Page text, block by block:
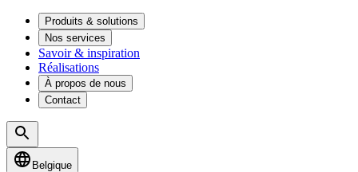
Produits & solutions
Nos services
Savoir & inspiration
Réalisations
À propos de nous
Contact
Belgique